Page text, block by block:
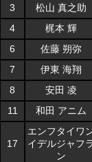
3 松山 真之助
4
梶本 輝
6
佐藤 朔弥
7
伊東 海翔
8
安田 凌
11
和田 アニム
17
エンフタイワ
イデルジャフ
ン